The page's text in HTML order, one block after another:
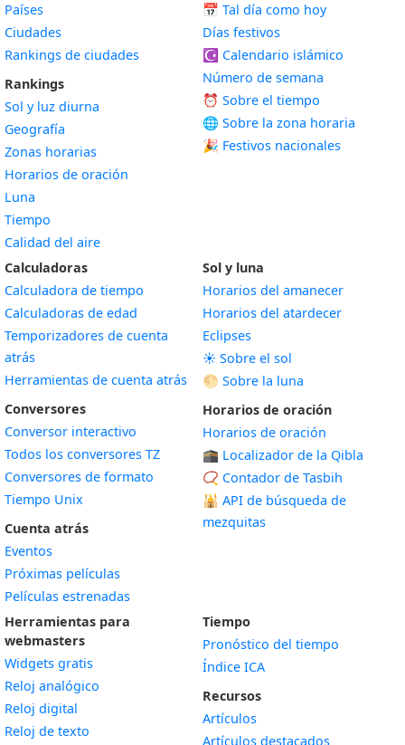
Países
Ciudades
Rankings de ciudades
Rankings
Sol y luz diurna
Geografía
Zonas horarias
Horarios de oración
Luna
Tiempo
Calidad del aire
📅 Tal día como hoy
Días festivos
☪️ Calendario islámico
Número de semana
⏰ Sobre el tiempo
🌐 Sobre la zona horaria
🎉 Festivos nacionales
Calculadoras
Calculadora de tiempo
Calculadoras de edad
Temporizadores de cuenta
atrás
Herramientas de cuenta atrás
Conversores
Conversor interactivo
Todos los conversores TZ
Conversores de formato
Tiempo Unix
Cuenta atrás
Eventos
Próximas películas
Películas estrenadas
Sol y luna
Horarios del amanecer
Horarios del atardecer
Eclipses
☀️ Sobre el sol
🌕 Sobre la luna
Horarios de oración
Horarios de oración
🕋 Localizador de la Qibla
📿 Contador de Tasbih
🕌 API de búsqueda de
mezquitas
Herramientas para
webmasters
Widgets gratis
Reloj analógico
Reloj digital
Reloj de texto
Tiempo
Pronóstico del tiempo
Índice ICA
Recursos
Artículos
Artículos destacados